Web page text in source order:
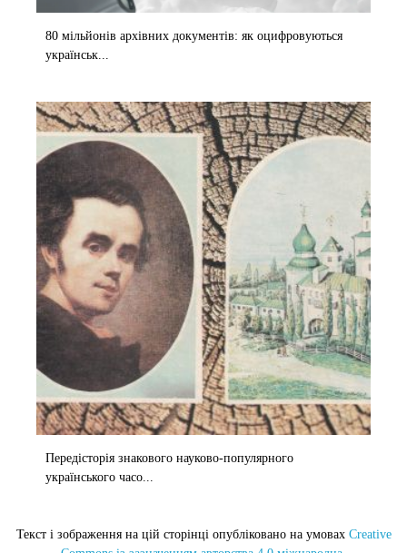
80 мільйонів архівних документів: як оцифровуються
українськ...
Передісторія знакового науково-популярного
українського часо...
Текст і зображення на цій сторінці опубліковано на умовах Creative